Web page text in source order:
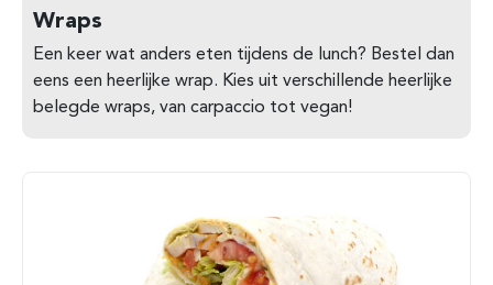
Wraps
Een keer wat anders eten tijdens de lunch? Bestel dan
eens een heerlijke wrap. Kies uit verschillende heerlijke
belegde wraps, van carpaccio tot vegan!